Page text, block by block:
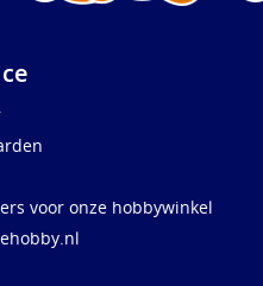
voor onze hobbywinkel